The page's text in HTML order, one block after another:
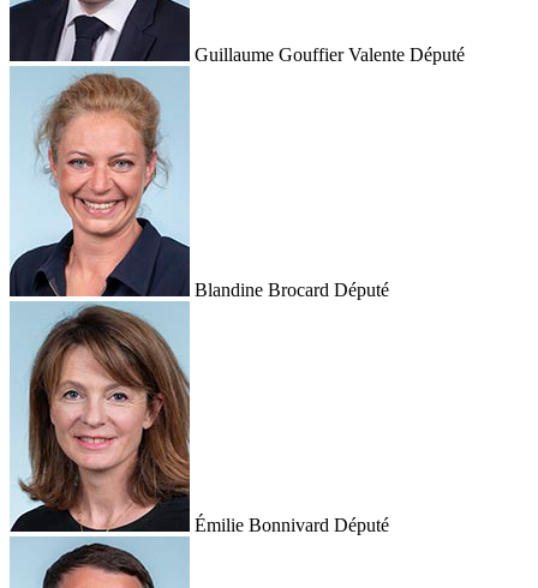
Guillaume Gouffier Valente Député
Blandine Brocard Député
Émilie Bonnivard Député